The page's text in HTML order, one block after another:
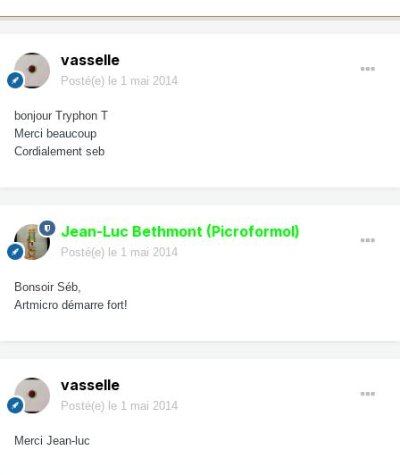
vasselle
Posté(e) le 1 mai 2014
bonjour Tryphon T
Merci beaucoup
Cordialement seb
Jean-Luc Bethmont (Picroformol)
Posté(e) le 1 mai 2014
Bonsoir Séb,
Artmicro démarre fort!
vasselle
Posté(e) le 1 mai 2014
Merci Jean-luc